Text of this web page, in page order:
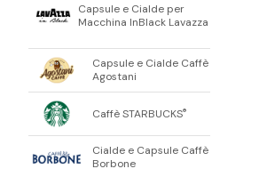
Capsule e Cialde per
Macchina InBlack Lavazza
Capsule e Cialde Caffè
Agostani
Caffè STARBUCKS®
Cialde e Capsule Caffè
Borbone